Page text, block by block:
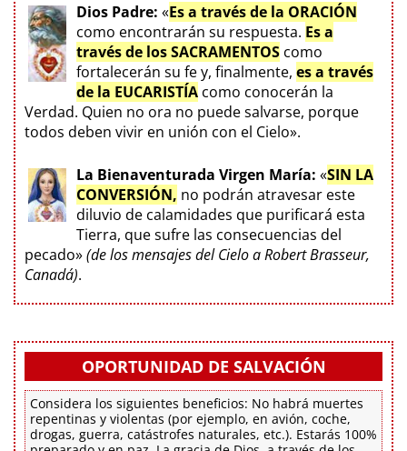
Dios Padre: «Es a través de la ORACIÓN
como encontrarán su respuesta. Es a
través de los SACRAMENTOS como
fortalecerán su fe y, finalmente, es a través
de la EUCARISTÍA como conocerán la
Verdad. Quien no ora no puede salvarse, porque
todos deben vivir en unión con el Cielo».
La Bienaventurada Virgen María: «SIN LA
CONVERSIÓN, no podrán atravesar este
diluvio de calamidades que purificará esta
Tierra, que sufre las consecuencias del
pecado»(de los mensajes del Cielo a Robert Brasseur,
Canadá).
OPORTUNIDAD DE SALVACIÓN
Considera los siguientes beneficios: No habrá muertes
repentinas y violentas (por ejemplo, en avión, coche,
drogas, guerra, catástrofes naturales, etc.). Estarás 100%